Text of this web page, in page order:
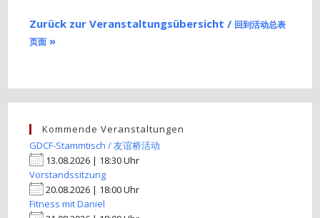
Zurück zur Veranstaltungsübersicht / 回到活动总表
页面 »
Kommende Veranstaltungen
GDCF-Stammtisch / 友谊桥活动
13.08.2026 | 18:30 Uhr
Vorstandssitzung
20.08.2026 | 18:00 Uhr
Fitness mit Daniel